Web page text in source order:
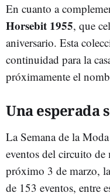
En cuanto a
Horsebit 1955, que
aniversario. Esta
continuidad para la
próximamente el
Una esperada
La Semana de la
eventos del circuito
próximo 3 de marzo,
de 153 eventos, entre